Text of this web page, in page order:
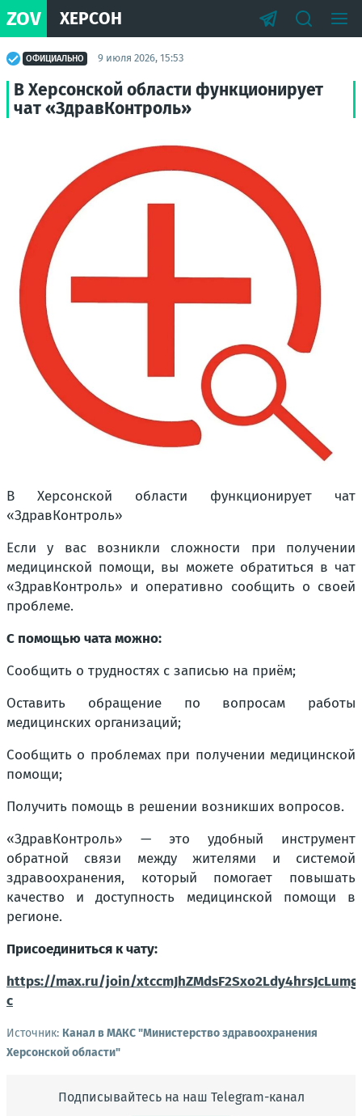
ZOV ХЕРСОН
ОФИЦИАЛЬНО 9 июля 2026, 15:53
В Херсонской области функционирует
чат «ЗдравКонтроль»
В Херсонской области функционирует чат
«ЗдравКонтроль»
Если у вас возникли сложности при получении
медицинской помощи, вы можете обратиться в чат
«ЗдравКонтроль» и оперативно сообщить о своей
проблеме.
С помощью чата можно:
Сообщить о трудностях с записью на приём;
Оставить обращение по вопросам работы
медицинских организаций;
Сообщить о проблемах при получении медицинской
помощи;
Получить помощь в решении возникших вопросов.
«ЗдравКонтроль» — это удобный инструмент
обратной связи между жителями и системой
здравоохранения, который помогает повышать
качество и доступность медицинской помощи в
регионе.
Присоединиться к чату:
https://max.ru/join/
c
Источник: Канал в МАКС "Министерство здравоохранения
Херсонской области"
Подписывайтесь на наш Telegram-канал